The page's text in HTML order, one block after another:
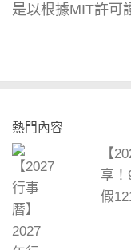
是以根據MIT許可
熱門內容
【
享
假